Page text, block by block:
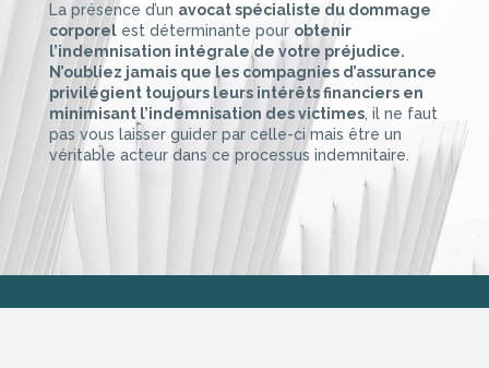
La présence d’un avocat spécialiste du dommage
corporelest déterminante pour obtenir
l’indemnisation intégrale de votre préjudice.
N’oubliez jamais que les compagnies d’assurance
privilégient toujours leurs intérêts financiers en
minimisant l’indemnisation des victimes, il ne faut
pas vous laisser guider par celle-ci mais être un
véritable acteur dans ce processus indemnitaire.